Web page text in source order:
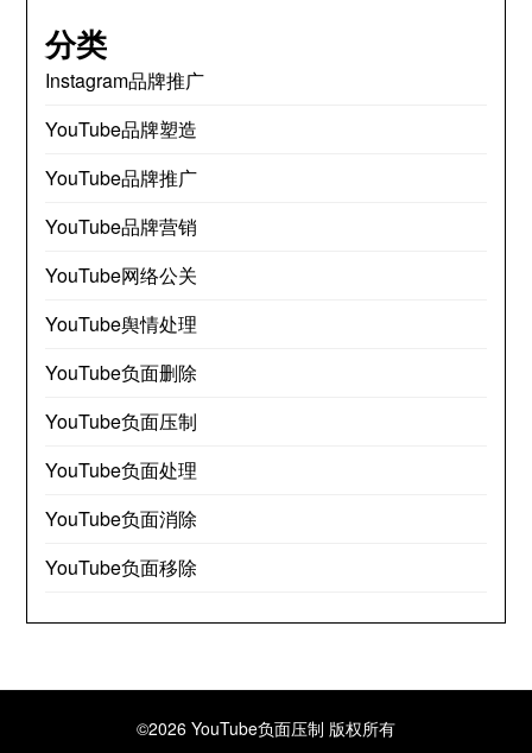
分类
Instagram品牌推广
YouTube品牌塑造
YouTube品牌推广
YouTube品牌营销
YouTube网络公关
YouTube舆情处理
YouTube负面删除
YouTube负面压制
YouTube负面处理
YouTube负面消除
YouTube负面移除
©2026 YouTube负面压制 版权所有